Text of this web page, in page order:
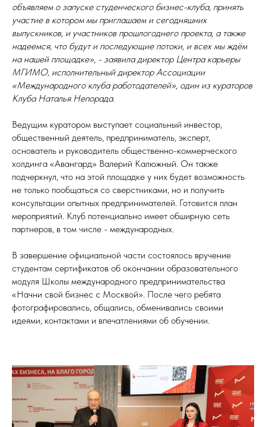
объявляем о запуске студенческого бизнес-клуба, принять
участие в котором мы приглашаем и сегодняшних
выпускников, и участников прошлогоднего проекта, а также
надеемся, что будут и последующие потоки, и всех мы ждём
на нашей площадке», - заявила директор Центра карьеры
МГИМО, исполнительный директор Ассоциации
«Международного клуба работодателей», один из кураторов
Клуба Наталья Непорада.
Ведущим куратором выступает социальный инвестор,
общественный деятель, предприниматель, эксперт,
основатель и руководитель общественно-коммерческого
холдинга «Авангард» Валерий Калюжный. Он также
подчеркнул, что на этой площадке у них будет возможность
не только пообщаться со сверстниками, но и получить
консультации опытных предпринимателей. Готовится план
мероприятий. Клуб потенциально имеет обширную сеть
партнеров, в том числе - международных.
В завершение официальной части состоялось вручение
студентам сертификатов об окончании образовательного
модуля Школы международного предпринимательства
«Начни свой бизнес с Москвой». После чего ребята
фотографировались, общались, обменивались своими
идеями, контактами и впечатлениями об обучении.